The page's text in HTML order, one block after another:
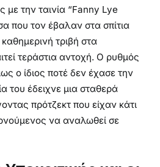
την ταινία “Fanny Lye
που τον έβαλαν στα σπίτια
τριβή στα
τεράστια αντοχή. Ο ρυθμός
ο ίδιος ποτέ δεν έχασε την
του έδειχνε μια σταθερά
πρότζεκτ που είχαν κάτι
να αναλωθεί σε